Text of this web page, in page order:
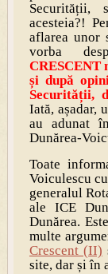
Securității,
acesteia?!
aflarea unor
vorba
CRESCENT
și după
Securității,
Iată, așadar,
au adunat
Dunărea-
Toate
Voiculescu
generalul
ale ICE
Dunărea.
multe
Crescent (II)
site, dar și în